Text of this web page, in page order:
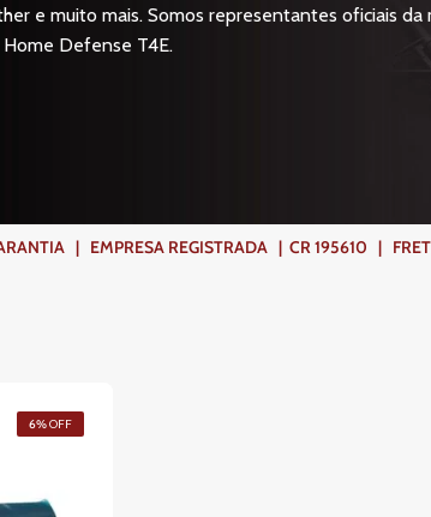
e muito mais. Somos representantes oficiais da
Defense T4E.
| EMPRESA REGISTRADA | CR 195610 |
6%OFF